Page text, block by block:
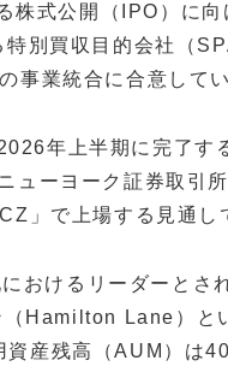
式公開（IPO）に向
別買収目的会社（
業統合に合意してい
年上半期に完了す
ーヨーク証券取引
」で上場する見通し
おけるリーダーとさ
Hamilton Lane）と
産残高（AUM）は